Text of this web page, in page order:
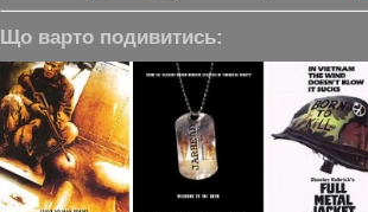
Що варто подивитись: